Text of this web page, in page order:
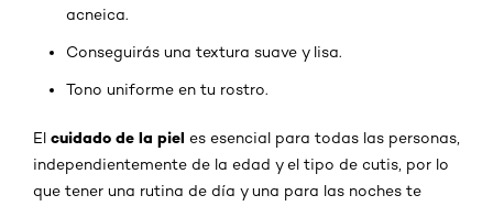
acneica.
Conseguirás una textura suave y lisa.
Tono uniforme en tu rostro.
El cuidado de la piel es esencial para todas las personas,
independientemente de la edad y el tipo de cutis, por lo
que tener una rutina de día y una para las noches te